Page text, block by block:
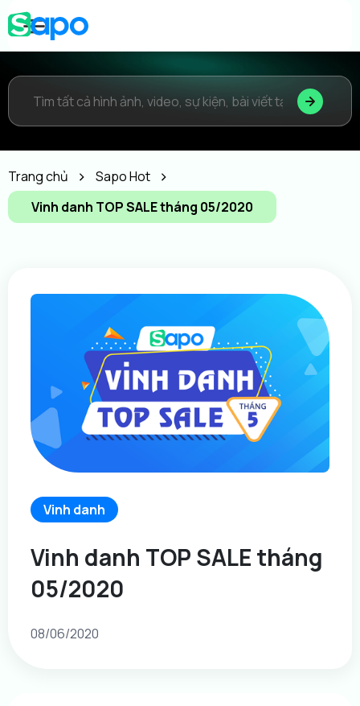
Trang chủ
Sapo Hot
Vinh danh TOP SALE tháng 05/2020
Vinh danh
Vinh danh TOP SALE tháng
05/2020
08/06/2020